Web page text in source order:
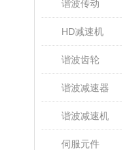
谐波传动
HD减速机
谐波齿轮
谐波减速器
谐波减速机
伺服元件